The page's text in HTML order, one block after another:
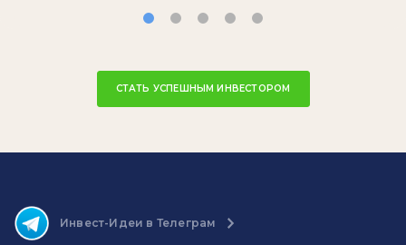
СТАТЬ УСПЕШНЫМ ИНВЕСТОРОМ
Инвест-Идеи в Телеграм